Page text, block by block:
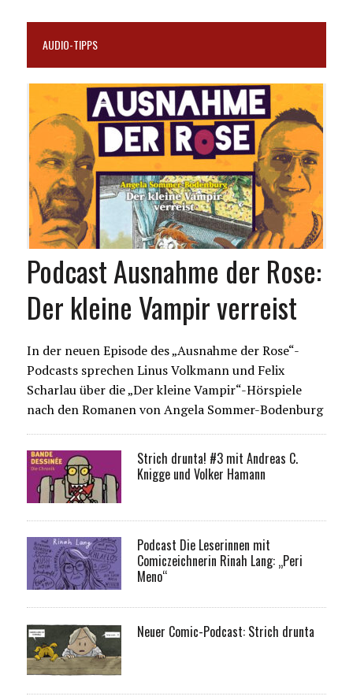
AUDIO-TIPPS
Podcast Ausnahme der Rose:
Der kleine Vampir verreist
In der neuen Episode des „Ausnahme der Rose“-
Podcasts sprechen Linus Volkmann und Felix
Scharlau über die „Der kleine Vampir“-Hörspiele
nach den Romanen von Angela Sommer-Bodenburg
Strich drunta! #3 mit Andreas C.
Knigge und Volker Hamann
Podcast Die Leserinnen mit
Comiczeichnerin Rinah Lang: „Peri
Meno“
Neuer Comic-Podcast: Strich drunta